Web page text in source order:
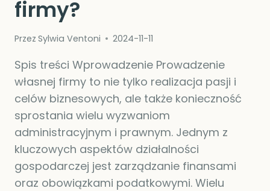
firmy?
Przez Sylwia Ventoni 2024-11-11
Spis treści Wprowadzenie Prowadzenie
własnej firmy to nie tylko realizacja pasji i
celów biznesowych, ale także konieczność
sprostania wielu wyzwaniom
administracyjnym i prawnym. Jednym z
kluczowych aspektów działalności
gospodarczej jest zarządzanie finansami
oraz obowiązkami podatkowymi. Wielu